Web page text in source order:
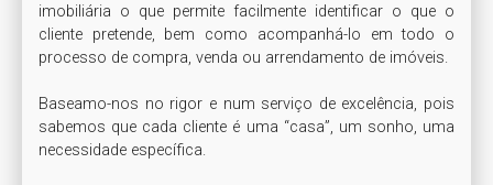
imobiliária o que permite facilmente identificar o que o
cliente pretende, bem como acompanhá-lo em todo o
processo de compra, venda ou arrendamento de imóveis.
Baseamo-nos no rigor e num serviço de excelência, pois
sabemos que cada cliente é uma “casa”, um sonho, uma
necessidade específica.